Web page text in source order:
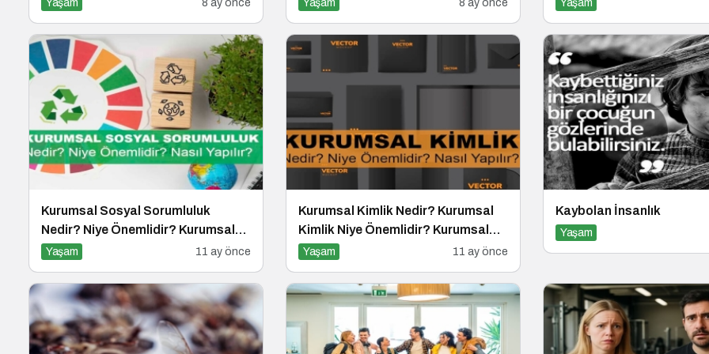
Yaşam 8 ay önce Yaşam 8 ay önce Yaşam
Kurumsal Sosyal Sorumluluk
Nedir? Niye Önemlidir? Kurumsal
Sosyal Sorumluluk Nasıl Yapılır?
Yaşam 11 ay önce
Kurumsal Kimlik Nedir? Kurumsal
Kimlik Niye Önemlidir? Kurumsal
Kimlik Nasıl Yapılır?
Yaşam 11 ay önce
Kaybolan İnsanlık
Yaşam